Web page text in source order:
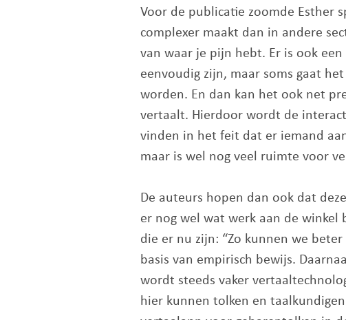
Voor de publicatie zoomde Esther
complexer maakt dan in andere
van waar je pijn hebt. Er is ook
eenvoudig zijn, maar soms gaat
worden. En dan kan het ook net
vertaalt. Hierdoor wordt de
vinden in het feit dat er iemand
maar is wel nog veel ruimte voor
De auteurs hopen dan ook dat
er nog wel wat werk aan de
die er nu zijn: “Zo kunnen we
basis van empirisch bewijs.
wordt steeds vaker
hier kunnen tolken en